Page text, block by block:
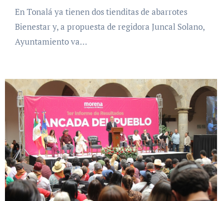
En Tonalá ya tienen dos tienditas de abarrotes
Bienestar y, a propuesta de regidora Juncal Solano,
Ayuntamiento va…